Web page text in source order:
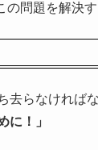
問題を解決
去らなければ
に！」